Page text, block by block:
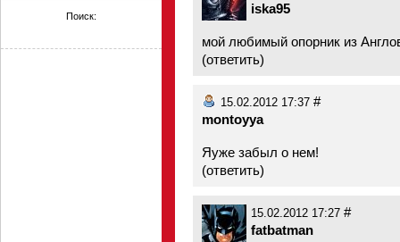
iska95
мой любимый опорник из
(ответить)
15.02.2012 17:37 #
montoyya
Яуже забыл о нем!
(ответить)
15.02.2012 17:27 #
fatbatman
Поиск: